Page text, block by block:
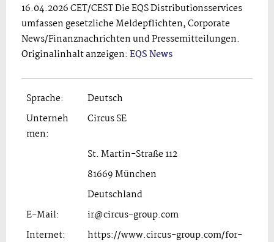
16.04.2026 CET/CEST Die EQS Distributionsservices
umfassen gesetzliche Meldepflichten, Corporate
News/Finanznachrichten und Pressemitteilungen.
Originalinhalt anzeigen: EQS News
Sprache:
Deutsch
Unterneh
men:
Circus SE
St. Martin-Straße 112
81669 München
Deutschland
E-Mail:
ir@circus-group.com
Internet:
https://www.circus-group.com/for-